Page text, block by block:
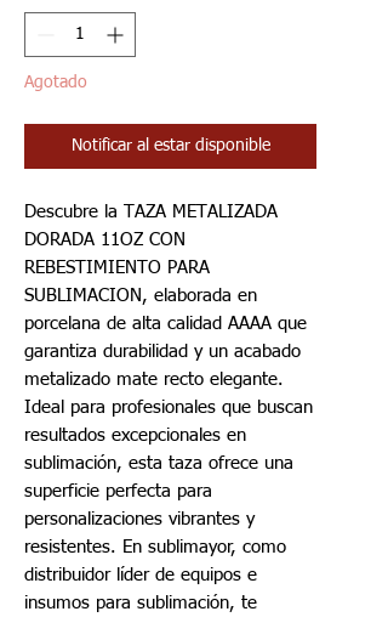
Agotado
Notificar al estar disponible
Descubre la TAZA METALIZADA
DORADA 11OZ CON
REBESTIMIENTO PARA
SUBLIMACION, elaborada en
porcelana de alta calidad AAAA que
garantiza durabilidad y un acabado
metalizado mate recto elegante.
Ideal para profesionales que buscan
resultados excepcionales en
sublimación, esta taza ofrece una
superficie perfecta para
personalizaciones vibrantes y
resistentes. En sublimayor, como
distribuidor líder de equipos e
insumos para sublimación, te